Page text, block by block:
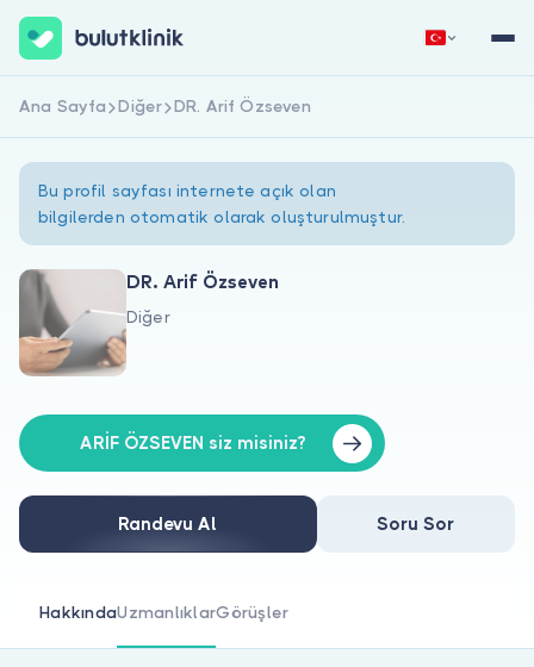
Hakkımızda
Doktorlar için
Doktor musunuz?
Hemen Kaydol
Ana Sayfa Diğer DR. Arif Özseven
Bu profil sayfası internete açık olan
bilgilerden otomatik olarak oluşturulmuştur.
DR. Arif Özseven
Diğer
ARİF ÖZSEVEN siz misiniz?
Randevu Al Soru Sor
HakkındaUzmanlıklarGörüşler